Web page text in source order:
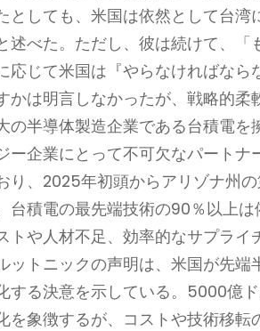
としても、米国は依然として台
述べた。ただし、彼は続けて、
応じて米国は『やらなければな
かは明言しなかったが、戦略的柔
の半導体製造企業である台積電
ー企業にとって不可欠なパート
り、2025年初頭からアリゾナ州
台積電の最先端技術の90％以上
トや人材不足、効率的なサプライ
ットニックの声明は、米国が先
する決意を示している。5000億
を象徴するが、コストや技術移